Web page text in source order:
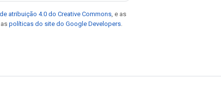
atribuição 4.0 do Creative Commons , e as
políticas do site do Google Developers